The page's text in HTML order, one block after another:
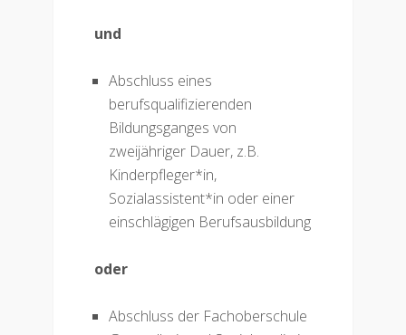
und
Abschluss eines
berufsqualifizierenden
Bildungsganges von
zweijähriger Dauer, z.B.
Kinderpfleger*in,
Sozialassistent*in oder einer
einschlägigen Berufsausbildung
oder
Abschluss der Fachoberschule